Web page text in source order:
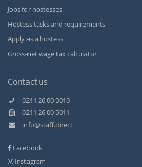
Jobs for hostesses
Hostess tasks and requirements
Apply as a hostess
Gross-net wage tax calculator
Contact us
0211 26 00 9010
0211 26 00 9011
info@staff.direct
Facebook
Instagram